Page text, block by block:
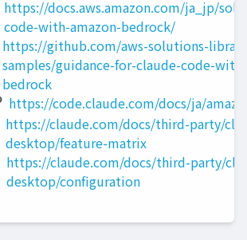
https://docs.aws.amazon.com/ja_jp/
code-with-amazon-bedrock/
https://github.com/aws-solutions-
samples/guidance-for-claude-code-
bedrock
https://code.claude.com/docs/ja/
https://claude.com/docs/third-party/
desktop/feature-matrix
https://claude.com/docs/third-party/
desktop/configuration